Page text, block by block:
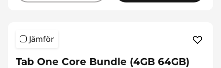
Jämför
Tab One Core Bundle (4GB 64GB)